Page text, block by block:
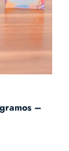
–